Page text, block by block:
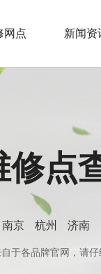
网点 新闻资
修点
南京 杭州 济南
于各品牌官网，请